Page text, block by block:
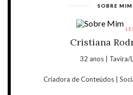
SOBRE MIM
Cristiana
32 anos | Tavira/
Criadora de Conteúdos |